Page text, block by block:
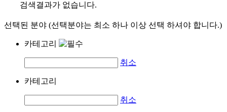
검색결과가 없습니다.
선택된 분야 (선택분야는 최소 하나 이상 선택 하셔야 합니다.)
카테고리
취소
카테고리
취소